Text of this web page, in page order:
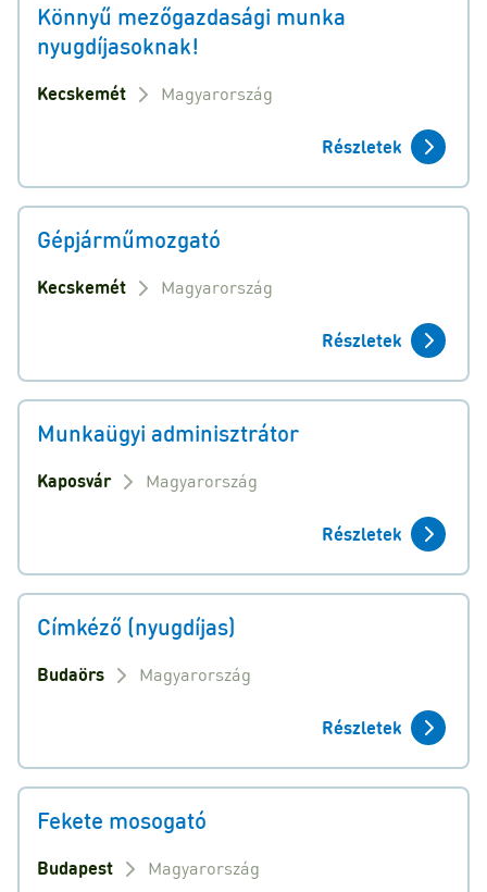
Könnyű mezőgazdasági munka
nyugdíjasoknak!
Kecskemét Magyarország
Részletek
Gépjárműmozgató
Kecskemét Magyarország
Részletek
Munkaügyi adminisztrátor
Kaposvár Magyarország
Részletek
Címkéző (nyugdíjas)
Budaörs Magyarország
Részletek
Fekete mosogató
Budapest Magyarország